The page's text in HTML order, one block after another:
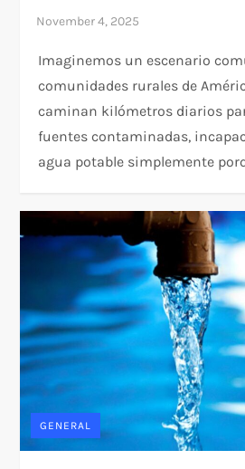
Imaginemos un escenario
comunidades rurales de
caminan kilómetros diarios
fuentes contaminadas,
agua potable simplemente
GENERAL